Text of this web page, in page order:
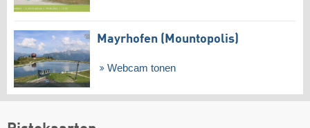
Mayrhofen (Mountopolis)
Webcam tonen